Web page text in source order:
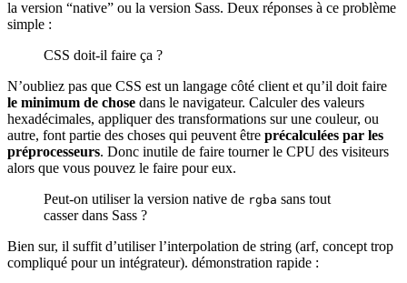
la version “native” ou la version Sass. Deux réponses à ce problème
simple :
CSS doit-il faire ça ?
N’oubliez pas que CSS est un langage côté client et qu’il doit faire
le minimum de chose dans le navigateur. Calculer des valeurs
hexadécimales, appliquer des transformations sur une couleur, ou
autre, font partie des choses qui peuvent être précalculées par les
préprocesseurs. Donc inutile de faire tourner le CPU des visiteurs
alors que vous pouvez le faire pour eux.
Peut-on utiliser la version native de rgba sans tout
casser dans Sass ?
Bien sur, il suffit d’utiliser l’interpolation de string (arf, concept trop
compliqué pour un intégrateur). démonstration rapide :